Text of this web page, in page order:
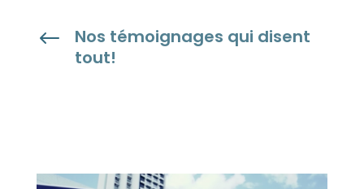
#
Nos témoignages qui disent
tout!